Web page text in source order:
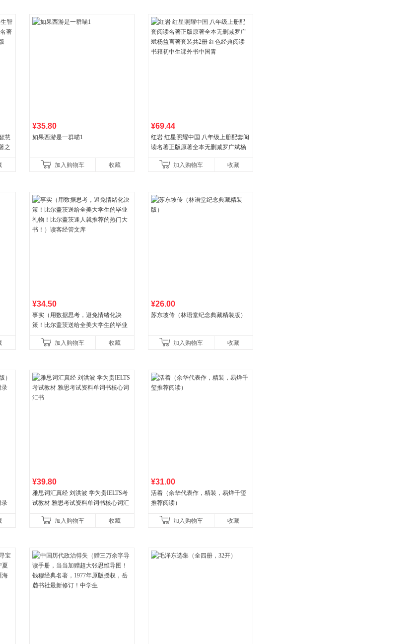
慧
之
¥35.80
如果西游是一群喵1
加入购物车 收藏
¥69.44
红岩 红星照耀中国 八年级上册配套阅
读名著正版原著全本无删减罗广斌杨
初中生课外书中国青
加入购物车 收藏
¥34.50
事实（用数据思考，避免情绪化决
策！比尔盖茨送给全美大学生的毕业
书！）读客经管文库
加入购物车 收藏
¥26.00
苏东坡传（林语堂纪念典藏精装版）
加入购物车 收藏
录
¥39.80
雅思词汇真经 刘洪波 学为贵IELTS考
试教材 雅思考试资料单词书核心词汇
加入购物车
收藏
¥31.00
活着（余华代表作，精装，易烊千玺
推荐阅读）
加入购物车 收藏